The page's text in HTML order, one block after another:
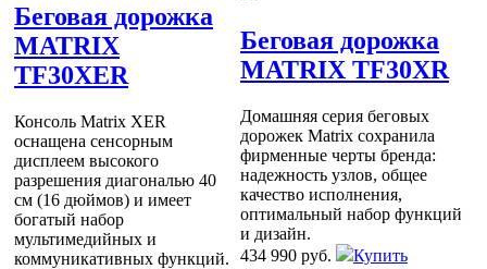
Беговая дорожка
MATRIX
TF30XER
Консоль Matrix XER
оснащена сенсорным
дисплеем высокого
разрешения диагональю 40
см (16 дюймов) и имеет
богатый набор
мультимедийных и
коммуникативных функций.
Беговая дорожка
MATRIX TF30XR
Домашняя серия беговых
дорожек Matrix сохранила
фирменные черты бренда:
надежность узлов, общее
качество исполнения,
оптимальный набор функций
и дизайн.
434 990 руб.
Купить